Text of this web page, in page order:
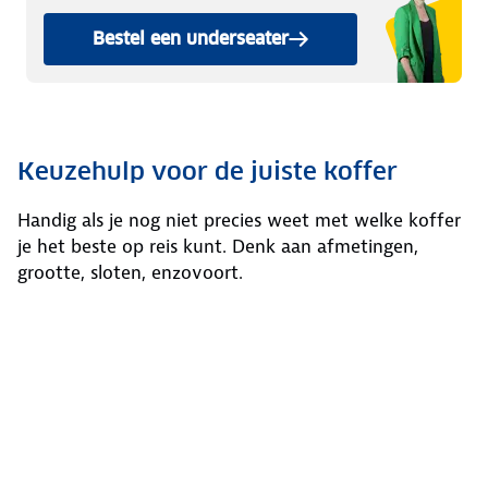
Bestel een underseater
Keuzehulp voor de juiste koffer
Handig als je nog niet precies weet met welke koffer
je het beste op reis kunt. Denk aan afmetingen,
grootte, sloten, enzovoort.